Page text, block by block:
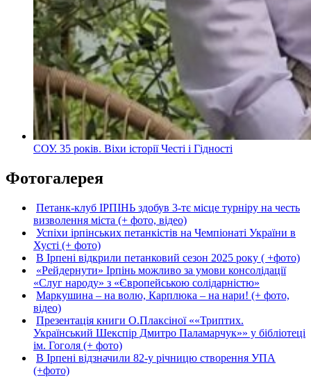
СОУ. 35 років. Віхи історії Честі і Гідності
Фотогалерея
Петанк-клуб ІРПІНЬ здобув 3-тє місце турніру на честь
визволення міста (+ фото, відео)
Успіхи ірпінських петанкістів на Чемпіонаті України в
Хусті (+ фото)
В Ірпені відкрили петанковий сезон 2025 року ( +фото)
«Рейдернути» Ірпінь можливо за умови консолідації
«Слуг народу» з «Європейською солідарністю»
Маркушина – на волю, Карплюка – на нари! (+ фото,
відео)
Презентація книги О.Плаксіної ««Триптих.
Український Шекспір Дмитро Паламарчук»» у бібліотеці
ім. Гоголя (+ фото)
В Ірпені відзначили 82-у річницю створення УПА
(+фото)